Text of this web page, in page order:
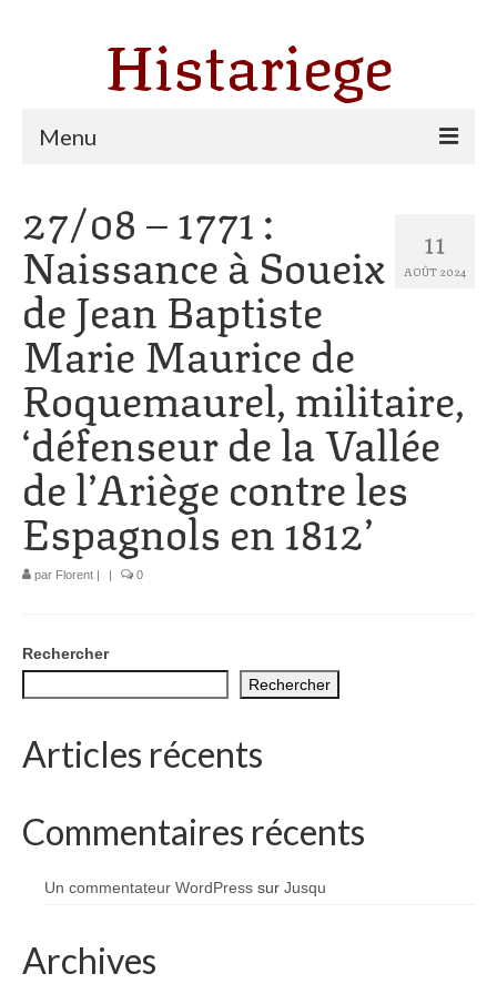
Histariege
Menu
Thèmes
Agriculture, forêt et pastoralisme
Pastoralisme
Cartulaire de Saint Sernin
Catharisme
Dates ariégeoises
1002 à 1298
1302 à 1499
1595 à 1693
1701 à 1798
1800 à 1899
1950 à 2006
Diocèses et évêques
HGL: 498 à 1095
11
AOÛT 2024
27/08 – 1771 :
Naissance à Soueix
de Jean Baptiste
Marie Maurice de
Roquemaurel, militaire,
‘défenseur de la Vallée
de l’Ariège contre les
Espagnols en 1812’
par Florent | | 0
Rechercher
Rechercher
Articles récents
Commentaires récents
Un commentateur WordPress sur Jusqu
Archives